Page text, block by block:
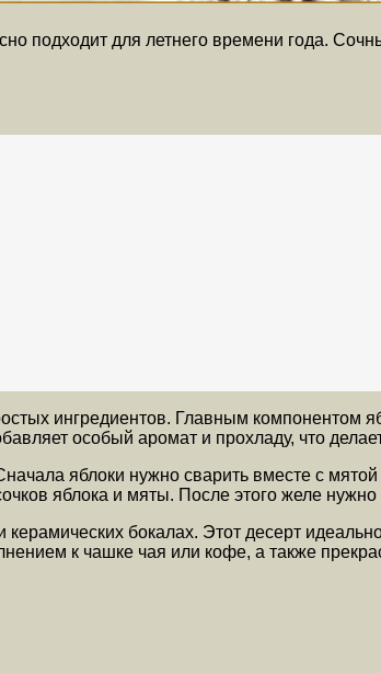
подходит для летнего времени года.
ингредиентов. Главным компонентом
особый аромат и прохладу, что
яблоки нужно сварить вместе с
яблока и мяты. После этого желе
бокалах. Этот десерт
к чашке чая или кофе, а также